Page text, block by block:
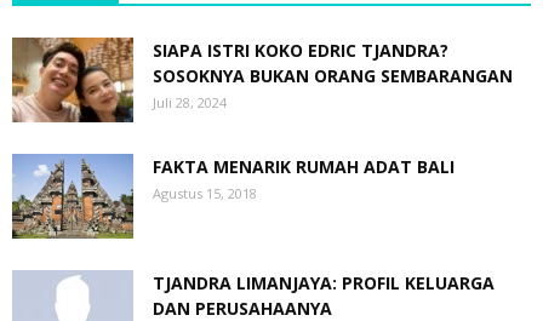
SIAPA ISTRI KOKO EDRIC TJANDRA?
SOSOKNYA BUKAN ORANG SEMBARANGAN
Juli 28, 2024
FAKTA MENARIK RUMAH ADAT BALI
Agustus 15, 2018
TJANDRA LIMANJAYA: PROFIL KELUARGA
DAN PERUSAHAANYA